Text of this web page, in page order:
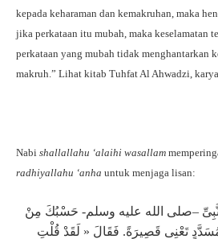
kepada keharaman dan kemakruhan, maka
jika perkataan itu mubah, maka keselamatan
perkataan yang mubah tidak menghantarkan
makruh.” Lihat kitab Tuhfat Al Ahwadzi,
Nabi shallallahu ‘alaihi wasallam
radhiyallahu ‘anha untuk menjaga lisan:
–صلى الله عليه وسلم- حَسْبُكَ مِنْ
تَعْنِى قَصِيرَةً. فَقَالَ « لَقَدْ قُلْتِ